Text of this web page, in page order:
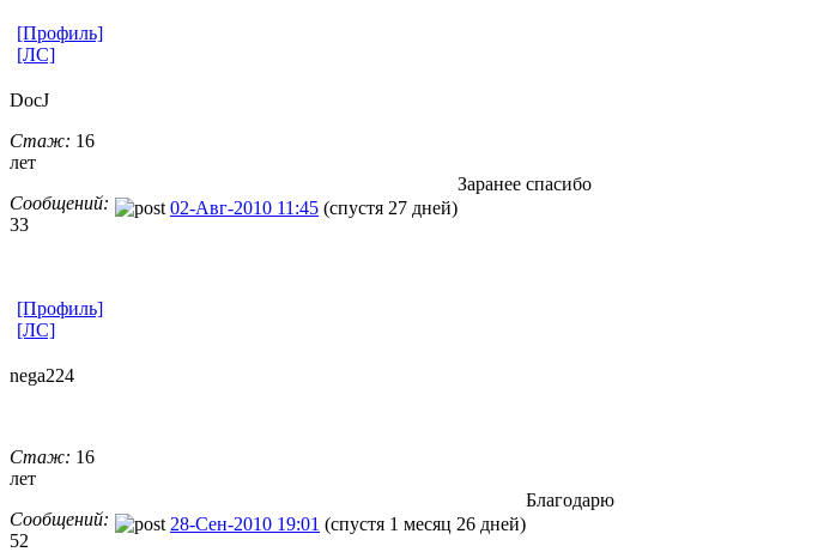
[Профиль]
[ЛС]
DocJ
Стаж: 16
лет
Сообщений:
33
02-Авг-2010 11:45 (спустя 27 дней)
Заранее спасибо
[Профиль]
[ЛС]
nega224
Стаж: 16
лет
Сообщений:
52
28-Сен-2010 19:01 (спустя 1 месяц 26 дней)
Благодарю